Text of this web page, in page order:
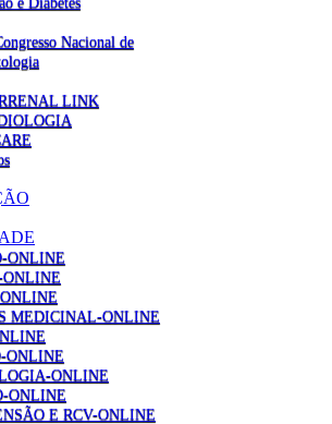
Nacional de
LINK
ONLINE
MEDICINAL-ONLINE
ONLINE
ONLINE
ONLINE
E RCV-ONLINE